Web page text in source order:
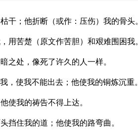
干；他折断（或作：压伤）我的骨头。
用苦楚（原文作苦胆）和艰难围困我。
之处，像死了许久的人一样。
，使我不能出去；他使我的铜炼沉重。
使我的祷告不得上达。
挡住我的道；他使我的路弯曲。